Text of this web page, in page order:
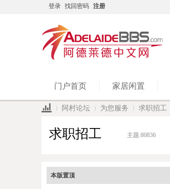
登录 找回密码 注册
门户首页 家居闲置
阿村论坛 为您服务 求职招工
求职招工 主题:80836
本版置顶